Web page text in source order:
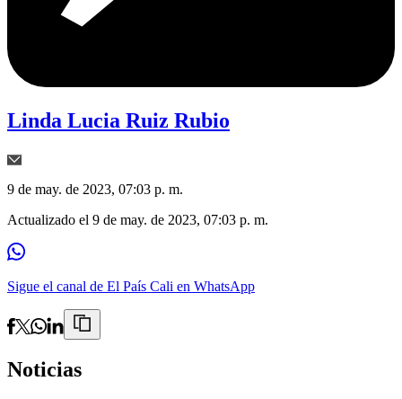
Linda Lucia Ruiz Rubio
9 de may. de 2023, 07:03 p. m.
Actualizado el 9 de may. de 2023, 07:03 p. m.
Sigue el canal de El País Cali en WhatsApp
Noticias